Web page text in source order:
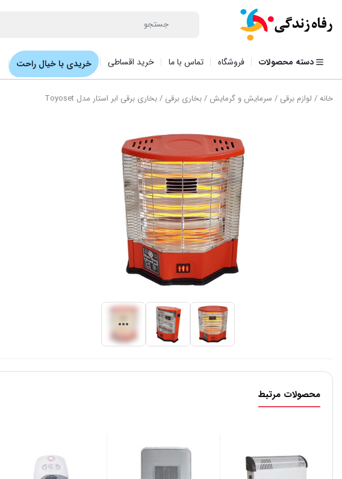
دسته محصولات فروشگاه تماس با ما خرید اقساطی خریدی با خیال راحت
خانه/ لوازم برقی / سرمایش و گرمایش /بخاری برقی / بخاری برقی ابر استار مدل Toyoset
محصولات مرتبط